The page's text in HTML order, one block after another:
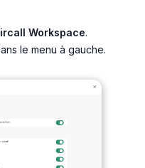
Workspace.
le menu à gauche.